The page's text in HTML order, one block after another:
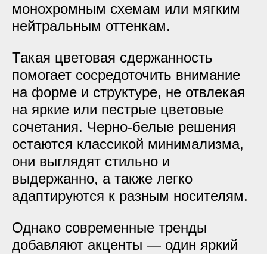
монохромным схемам или мягким
нейтральным оттенкам.
Такая цветовая сдержанность
помогает сосредоточить внимание
на форме и структуре, не отвлекая
на яркие или пестрые цветовые
сочетания. Черно-белые решения
остаются классикой минимализма,
они выглядят стильно и
выдержанно, а также легко
адаптируются к разным носителям.
Однако современные тренды
добавляют акценты — один яркий